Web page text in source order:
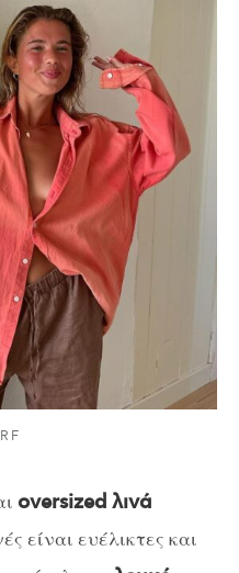
oversized λινά
είναι ευέλικτες και